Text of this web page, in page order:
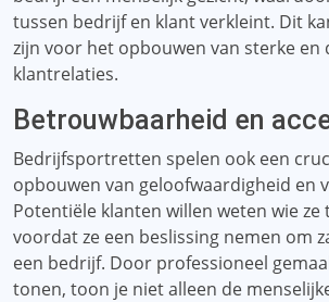
tussen bedrijf en klant verkleint. Dit
zijn voor het opbouwen van sterke en
klantrelaties.
Betrouwbaarheid en
Bedrijfsportretten spelen ook een
opbouwen van geloofwaardigheid en
Potentiële klanten willen weten wie ze
voordat ze een beslissing nemen om
een bedrijf. Door professioneel
tonen, toon je niet alleen de